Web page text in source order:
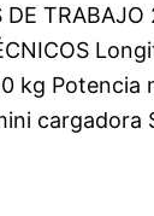
DE
kg Potencia